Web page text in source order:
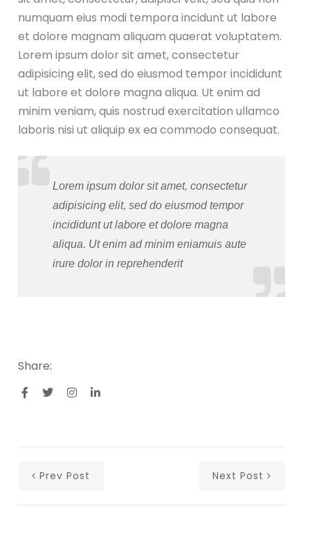
numquam eius modi tempora incidunt ut labore
et dolore magnam aliquam quaerat voluptatem.
Lorem ipsum dolor sit amet, consectetur
adipisicing elit, sed do eiusmod tempor incididunt
ut labore et dolore magna aliqua. Ut enim ad
minim veniam, quis nostrud exercitation ullamco
laboris nisi ut aliquip ex ea commodo consequat.
Lorem ipsum dolor sit amet, consectetur
adipisicing elit, sed do eiusmod tempor
incididunt ut labore et dolore magna
aliqua. Ut enim ad minim eniamuis aute
irure dolor in reprehenderit
Share:
Prev Post Next Post